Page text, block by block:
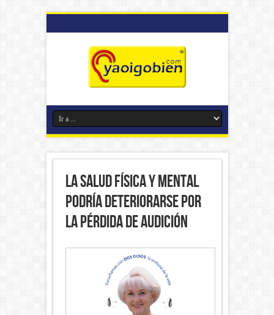
La salud física y mental
podría deteriorarse por
la pérdida de audición